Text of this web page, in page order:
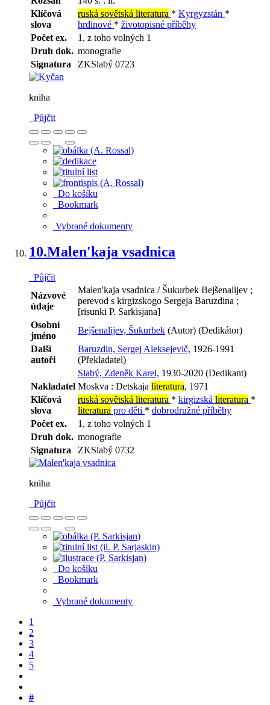
Klíčová
slova
ruská sovětská literatura * Kyrgyzstán *
hrdinové * životopisné příběhy
Počet ex.
1, z toho volných 1
Druh dok. monografie
Signatura
ZKSlabý 0723
kniha
Půjčit
Do košíku
Bookmark
Vybrané dokumenty
10.Malen'kaja vsadnica
Půjčit
Názvové
údaje
Malen'kaja vsadnica / Šukurbek Bejšenalijev ;
perevod s kirgizskogo Sergeja Baruzdina ;
[risunki P. Sarkisjana]
Osobní
jméno
Bejšenalijev, Šukurbek (Autor) (Dedikátor)
Další
autoři
Baruzdin, Sergej Aleksejevič, 1926-1991
(Překladatel)
Slabý, Zdeněk Karel, 1930-2020 (Dedikant)
Nakladatel Moskva : Detskaja literatura, 1971
Klíčová
slova
ruská sovětská literatura * kirgizská literatura *
literatura pro děti * dobrodružné příběhy
Počet ex.
1, z toho volných 1
Druh dok. monografie
Signatura
ZKSlabý 0732
kniha
Půjčit
Do košíku
Bookmark
Vybrané dokumenty
1
2
3
4
5
#